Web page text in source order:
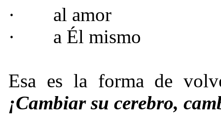
·
al amor
·
a Él mismo
Esa es la forma de
¡Cambiar su cerebro,